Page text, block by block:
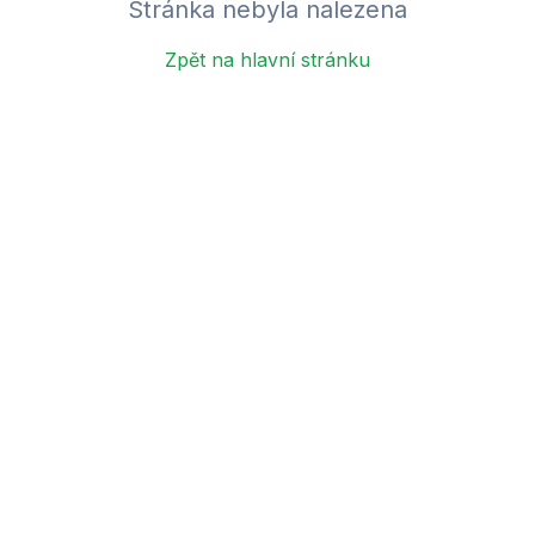
Stránka nebyla nalezena
Zpět na hlavní stránku